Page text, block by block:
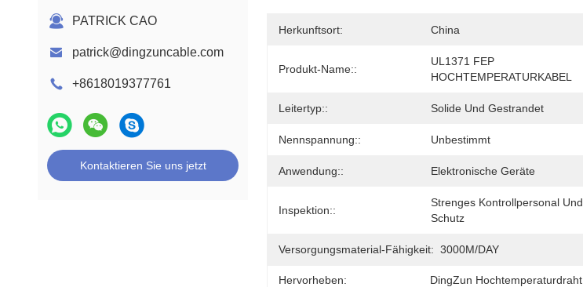
PATRICK CAO
patrick@dingzuncable.com
+8618019377761
Kontaktieren Sie uns jetzt
Herkunftsort: China
Produkt-Name::
UL1371 FEP
HOCHTEMPERATURKABEL
Leitertyp:: Solide Und Gestrandet
Nennspannung:: Unbestimmt
Anwendung:: Elektronische Geräte
Inspektion::
Strenges Kontrollpersonal Und
Schutz
Versorgungsmaterial-Fähigkeit: 3000M/DAY
Hervorheben: DingZun Hochtemperaturdraht,